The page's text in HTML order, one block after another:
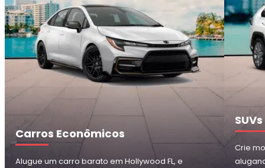
Carros Econômicos
Alugue um carro barato em Hollywood FL, e
SUVs
Crie